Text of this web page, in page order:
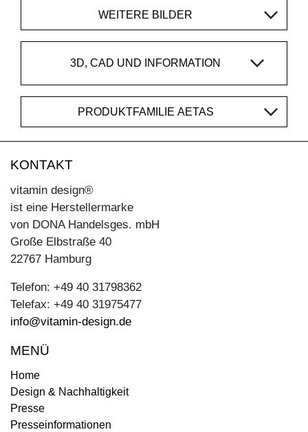
WEITERE BILDER
3D, CAD UND INFORMATION
PRODUKTFAMILIE AETAS
KONTAKT
vitamin design®
ist eine Herstellermarke
von DONA Handelsges. mbH
Große Elbstraße 40
22767 Hamburg
Telefon: +49 40 31798362
Telefax: +49 40 31975477
info@vitamin-design.de
MENÜ
Home
Design & Nachhaltigkeit
Presse
Presseinformationen